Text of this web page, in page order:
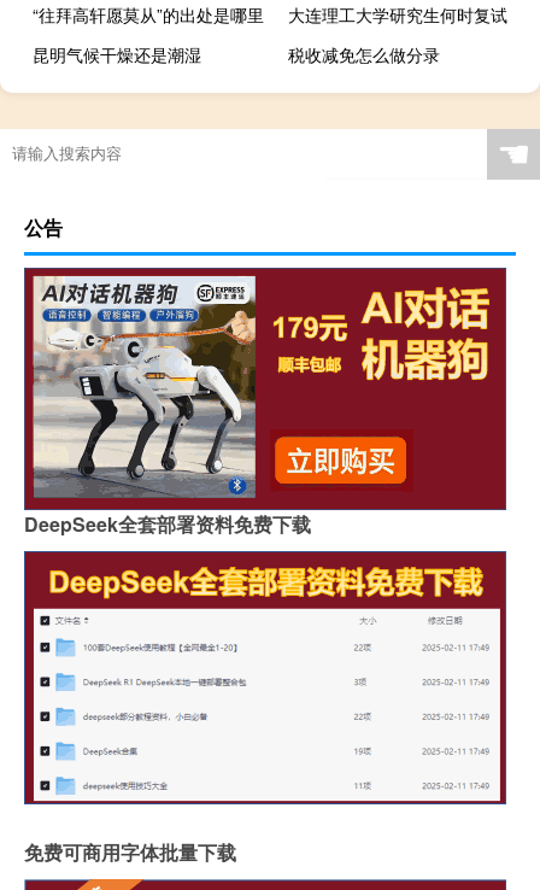
“往拜高轩愿莫从”的出处是哪里
大连理工大学研究生何时复试
昆明气候干燥还是潮湿
税收减免怎么做分录
☚
公告
DeepSeek全套部署资料免费下载
免费可商用字体批量下载